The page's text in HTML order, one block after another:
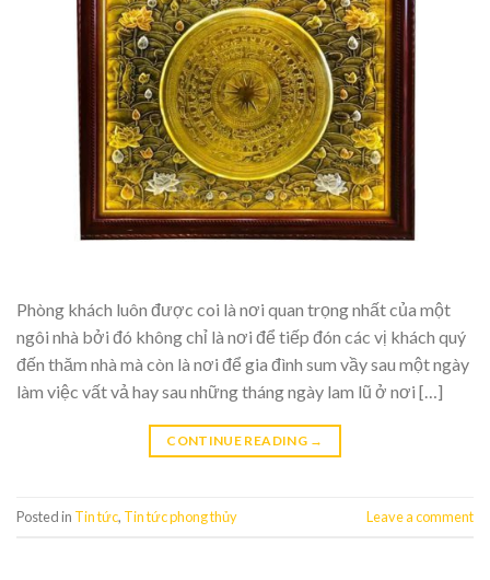
Phòng khách luôn được coi là nơi quan trọng nhất của một
ngôi nhà bởi đó không chỉ là nơi để tiếp đón các vị khách quý
đến thăm nhà mà còn là nơi để gia đình sum vầy sau một ngày
làm việc vất vả hay sau những tháng ngày lam lũ ở nơi […]
CONTINUE READING →
Posted in Tin tức, Tin tức phong thủy Leave a comment